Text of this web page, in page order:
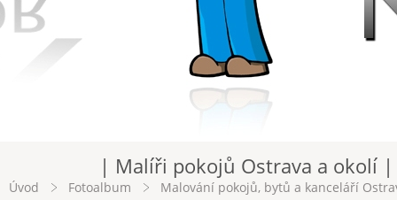
| Malíři pokojů Ostrava a okolí |
Úvod Fotoalbum
Malování pokojů, bytů a kanceláří